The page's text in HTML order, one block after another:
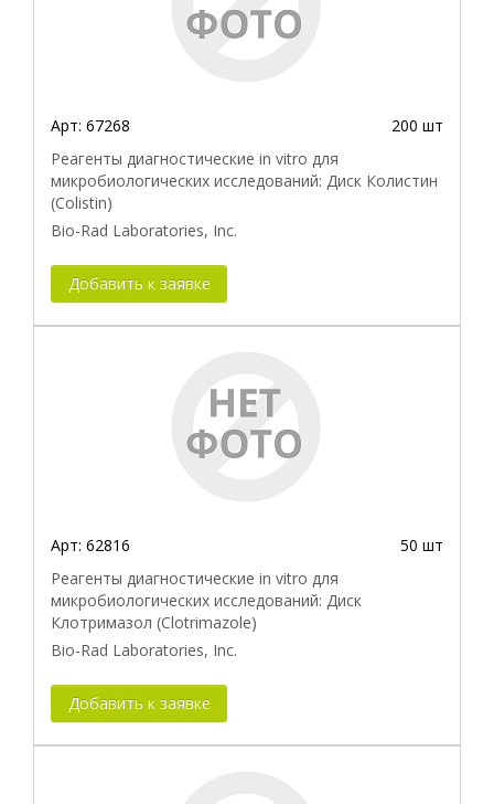
Арт: 67268
200 шт
Реагенты диагностические in vitro для
микробиологических исследований: Диск Колистин
(Colistin)
Bio-Rad Laboratories, Inc.
Добавить к заявке
Арт: 62816
50 шт
Реагенты диагностические in vitro для
микробиологических исследований: Диск
Клотримазол (Clotrimazole)
Bio-Rad Laboratories, Inc.
Добавить к заявке